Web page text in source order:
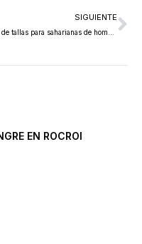
SIGUIENTE
EN ROCROI